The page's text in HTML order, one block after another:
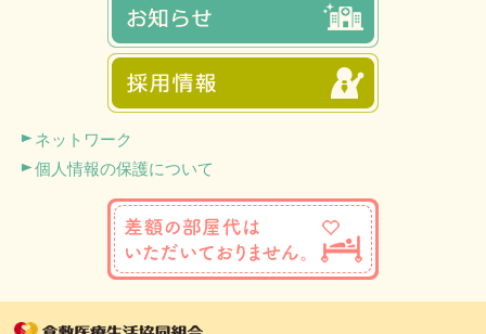
ネットワーク
個人情報の保護について